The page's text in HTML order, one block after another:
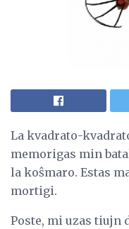
La kvadrato-
memorigas min
la koŝmaro. Estas
mortigi.
Poste, mi uzas tiujn